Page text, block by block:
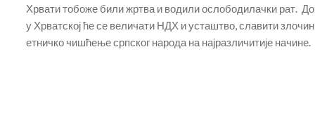
Хрвати тобоже били жртва и водили ослободилачки рат.
у Хрватској ће се величати НДХ и усташтво, славити
етничко чишћење српског народа на најразличитије начине.